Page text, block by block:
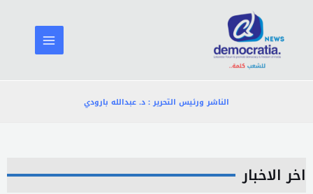
المحتوى
الناشر ورئيس التحرير : د. عبدالله بارودي
اخر الاخبار